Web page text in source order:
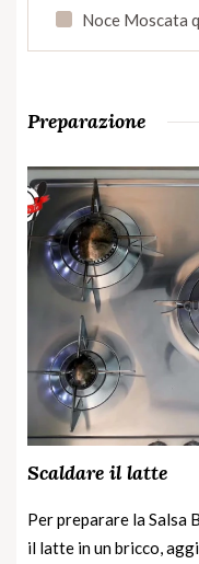
Noce Moscata
Preparazione
Scaldare il latte
Per preparare la Salsa
il latte in un bricco,